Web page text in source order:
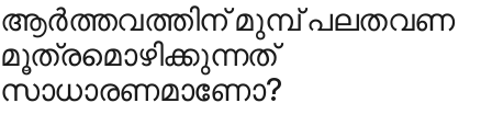
ആർത്തവത്തിന് മുമ്പ് പലതവണ
മൂത്രമൊഴിക്കുന്നത്
സാധാരണമാണോ?